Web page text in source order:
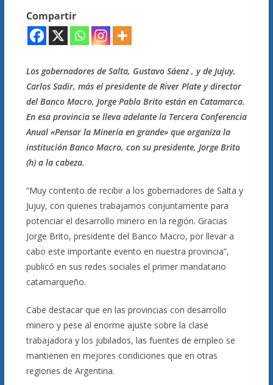
Compartir
Los gobernadores de Salta, Gustavo Sáenz , y de Jujuy,
Carlos Sadir, más el presidente de River Plate y director
del Banco Macro, Jorge Pablo Brito están en Catamarca.
En esa provincia se lleva adelante la Tercera Conferencia
Anual «Pensar la Minería en grande» que organiza la
institución Banco Macro, con su presidente, Jorge Brito
(h) a la cabeza.
“Muy contento de recibir a los gobernadores de Salta y
Jujuy, con quienes trabajamos conjuntamente para
potenciar el desarrollo minero en la región. Gracias
Jorge Brito, presidente del Banco Macro, por llevar a
cabo este importante evento en nuestra provincia”,
publicó en sus redes sociales el primer mandatario
catamarqueño.
Cabe destacar que en las provincias con desarrollo
minero y pese al enorme ajuste sobre la clase
trabajadora y los jubilados, las fuentes de empleo se
mantienen en mejores condiciones que en otras
regiones de Argentina.